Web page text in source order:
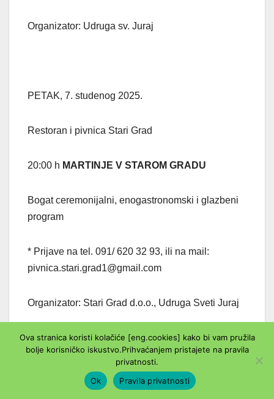
Organizator: Udruga sv. Juraj
PETAK, 7. studenog 2025.
Restoran i pivnica Stari Grad
20:00 h MARTINJE V STAROM GRADU
Bogat ceremonijalni, enogastronomski i glazbeni
program
* Prijave na tel. 091/ 620 32 93, ili na mail:
pivnica.stari.grad1@gmail.com
Organizator: Stari Grad d.o.o., Udruga Sveti Juraj
SUBOTA, 8. studenog 2025.
Ova stranica koristi kolačiće [eng.cookies] kako bi vam pružila
bolje korisničko iskustvo.Prihvaćanjem pristajete na pravila
privatnosti.
Ok
Pravila privatnosti